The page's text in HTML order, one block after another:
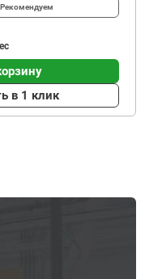
Рекомендуем
в 1 клик